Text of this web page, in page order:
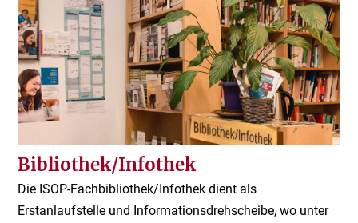
Bibliothek/Infothek
Die ISOP-Fachbibliothek/Infothek dient als
Erstanlaufstelle und Informationsdrehscheibe, wo unter